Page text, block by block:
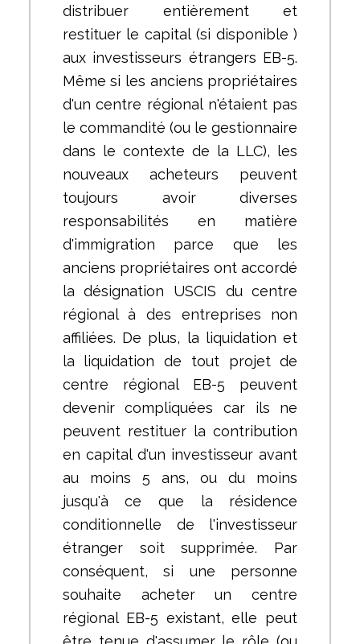
distribuer entièrement et
restituer le capital (si disponible )
aux investisseurs étrangers EB-5.
Même si les anciens propriétaires
d'un centre régional n'étaient pas
le commandité (ou le gestionnaire
dans le contexte de la LLC), les
nouveaux acheteurs peuvent
toujours avoir diverses
responsabilités en matière
d'immigration parce que les
anciens propriétaires ont accordé
la désignation USCIS du centre
régional à des entreprises non
affiliées. De plus, la liquidation et
la liquidation de tout projet de
centre régional EB-5 peuvent
devenir compliquées car ils ne
peuvent restituer la contribution
en capital d'un investisseur avant
au moins 5 ans, ou du moins
jusqu'à ce que la résidence
conditionnelle de l'investisseur
étranger soit supprimée. Par
conséquent, si une personne
souhaite acheter un centre
régional EB-5 existant, elle peut